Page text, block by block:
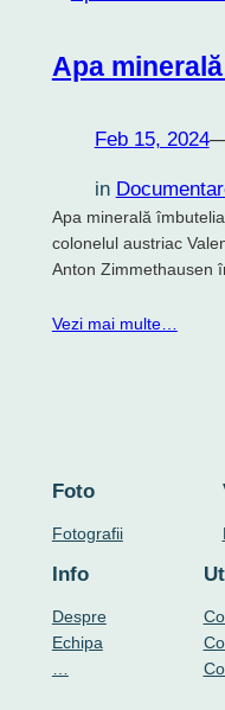
Apa
Feb 15, 2024
in
Apa minerală
colonelul austriac
Anton Zimmethausen
Vezi mai multe…
Foto
Fotografii
Info
Despre
Echipa